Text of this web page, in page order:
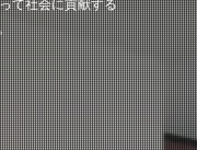
て社会に貢献する